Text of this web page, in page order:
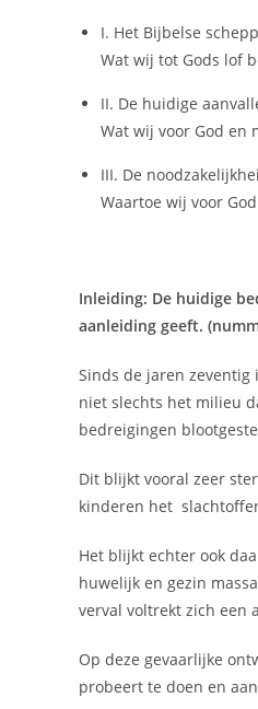
I. Het Bijbelse
Wat wij tot Gods lof
II. De huidige
Wat wij voor God en
III. De
Waartoe wij voor
Inleiding: De huidige
aanleiding geeft.
Sinds de jaren
niet slechts het milieu
bedreigingen
Dit blijkt vooral zeer
kinderen het
Het blijkt echter ook
huwelijk en gezin
verval voltrekt zich een
Op deze gevaarlijke
probeert te doen en